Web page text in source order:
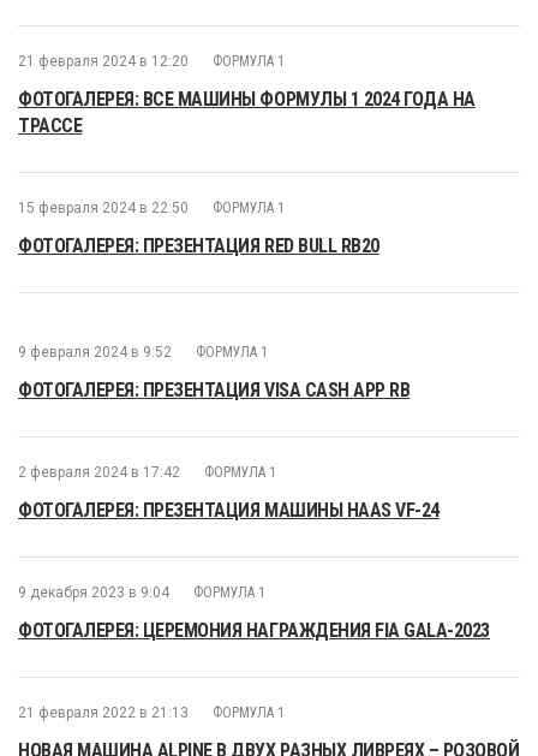
21 февраля 2024 в 12:20 ФОРМУЛА 1
ФОТОГАЛЕРЕЯ: ВСЕ МАШИНЫ ФОРМУЛЫ 1 2024 ГОДА НА
ТРАССЕ
15 февраля 2024 в 22:50 ФОРМУЛА 1
ФОТОГАЛЕРЕЯ: ПРЕЗЕНТАЦИЯ RED BULL RB20
9 февраля 2024 в 9:52 ФОРМУЛА 1
ФОТОГАЛЕРЕЯ: ПРЕЗЕНТАЦИЯ VISA CASH APP RB
2 февраля 2024 в 17:42 ФОРМУЛА 1
ФОТОГАЛЕРЕЯ: ПРЕЗЕНТАЦИЯ МАШИНЫ HAAS VF-24
9 декабря 2023 в 9:04 ФОРМУЛА 1
ФОТОГАЛЕРЕЯ: ЦЕРЕМОНИЯ НАГРАЖДЕНИЯ FIA GALA-2023
21 февраля 2022 в 21:13 ФОРМУЛА 1
НОВАЯ МАШИНА ALPINE В ДВУХ РАЗНЫХ ЛИВРЕЯХ – РОЗОВОЙ